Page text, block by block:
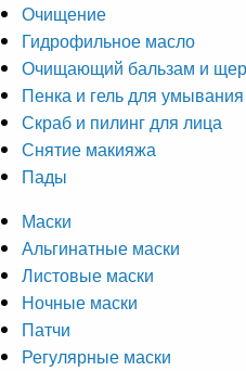
Очищение
Гидрофильное масло
Очищающий бальзам и
Пенка и гель для умывания
Скраб и пилинг для лица
Снятие макияжа
Пады
Маски
Альгинатные маски
Листовые маски
Ночные маски
Патчи
Регулярные маски